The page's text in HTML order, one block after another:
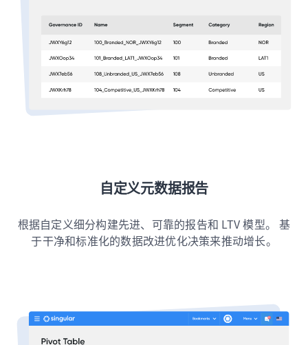
自定义元数据报告
根据自定义细分构建先进、可靠的报告和 LTV 模型。 基
于干净和标准化的数据改进优化决策来推动增长。